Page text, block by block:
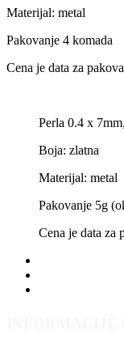
Materijal: metal
Pakovanje 4 komada
Cena je data za
Perla 0.4 x
Boja: zlatna
Materijal: metal
Pakovanje 5g
Cena je data za